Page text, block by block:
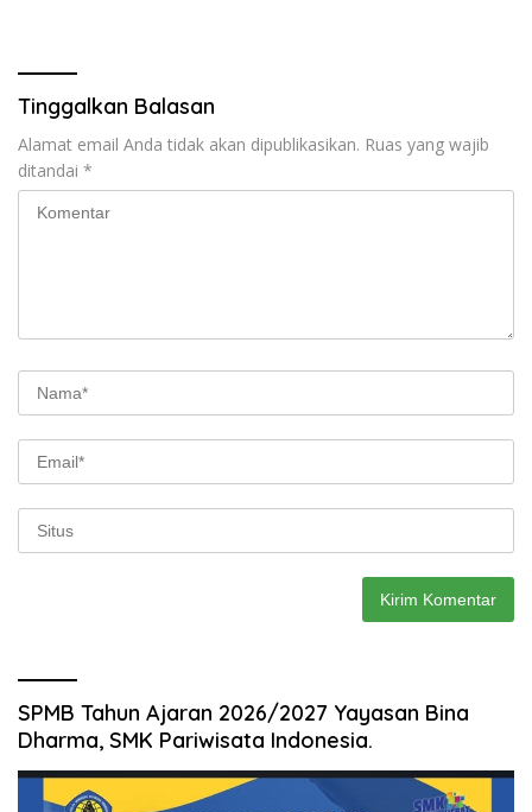
Tinggalkan Balasan
Alamat email Anda tidak akan dipublikasikan. Ruas yang wajib
ditandai *
SPMB Tahun Ajaran 2026/2027 Yayasan Bina
Dharma, SMK Pariwisata Indonesia.